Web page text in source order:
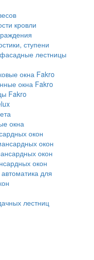
кровли
ступени
лестницы
окна Fakro
окна Fakro
Fakro
окна
окон
окон
окон
окон
для
лестниц